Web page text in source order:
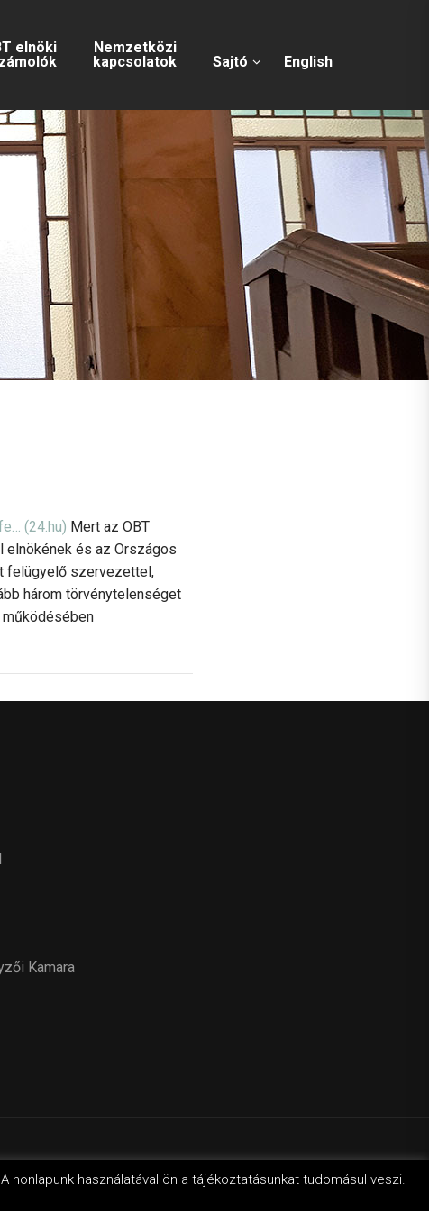
elnöki
Nemzetközi
kapcsolatok
Sajtó English
(24.hu) Mert az OBT
elnökének és az Országos
felügyelő szervezettel,
három törvénytelenséget
Kamara
használatával ön a tájékoztatásunkat tudomásul veszi.